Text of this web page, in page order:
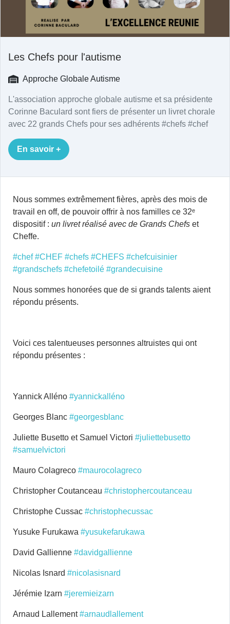
Les Chefs pour l'autisme
Approche Globale Autisme
L'association approche globale autisme et sa présidente
Corinne Baculard sont fiers de présenter un livret chorale
avec 22 grands Chefs pour ses adhérents #chefs #chef
En savoir +
Nous sommes extrêmement fières, après des mois de
travail en off, de pouvoir offrir à nos familles ce 32ᵉ
dispositif : un livret réalisé avec de Grands Chefs et
Cheffe.
#chef #CHEF #chefs #CHEFS #chefcuisinier
#grandschefs #chefetoilé #grandecuisine
Nous sommes honorées que de si grands talents aient
répondu présents.
Voici ces talentueuses personnes altruistes qui ont
répondu présentes :
Yannick Alléno #yannickalléno
Georges Blanc #georgesblanc
Juliette Busetto et Samuel Victori #juliettebusetto
#samuelvictori
Mauro Colagreco #maurocolagreco
Christopher Coutanceau #christophercoutanceau
Christophe Cussac #christophecussac
Yusuke Furukawa #yusukefarukawa
David Gallienne #davidgallienne
Nicolas Isnard #nicolasisnard
Jérémie Izarn #jeremieizarn
Arnaud Lallement#arnaudlallement